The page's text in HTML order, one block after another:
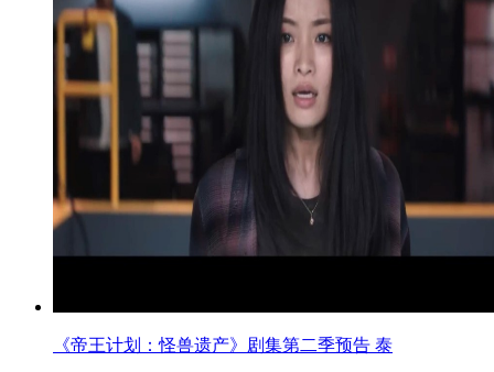
《帝王计划：怪兽遗产》剧集第二季预告 泰